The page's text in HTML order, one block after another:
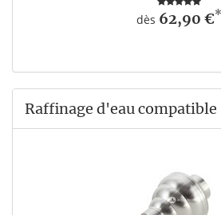
dès 62,90 €*
Raffinage d'eau compatible